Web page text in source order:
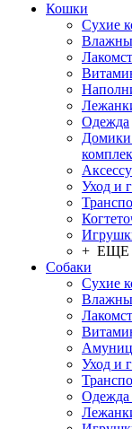
Кошки
Сухие
Одежда
Уход и
+ ЕЩЕ
Собаки
Сухие
Уход и
Одежда